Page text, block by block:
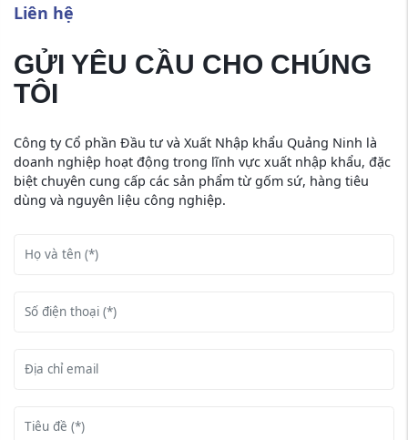
Liên hệ
GỬI YÊU CẦU CHO CHÚNG
TÔI
Công ty Cổ phần Đầu tư và Xuất Nhập khẩu Quảng Ninh là
doanh nghiệp hoạt động trong lĩnh vực xuất nhập khẩu, đặc
biệt chuyên cung cấp các sản phẩm từ gốm sứ, hàng tiêu
dùng và nguyên liệu công nghiệp.